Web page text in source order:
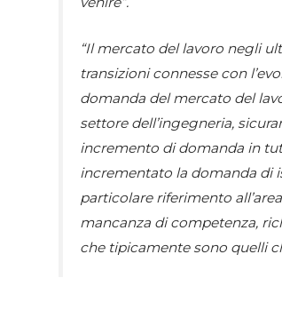
“Il mercato del lavoro negli
transizioni connesse con
domanda del mercato del
settore dell’ingegneria,
incremento di domanda in
incrementato la domanda di
particolare riferimento
mancanza di competenza,
che tipicamente sono quelli